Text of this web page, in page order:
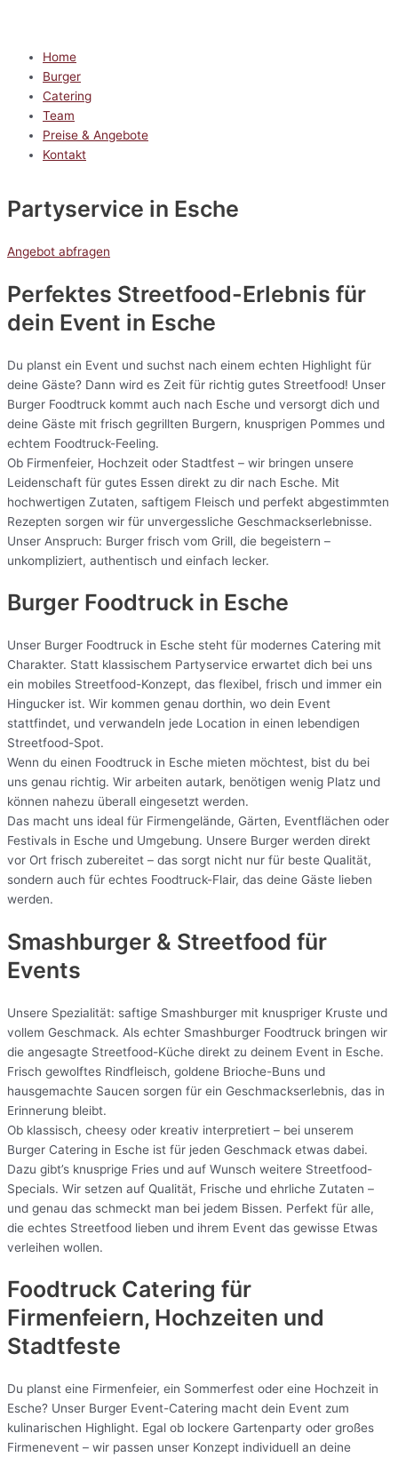
Home
Burger
Catering
Team
Preise & Angebote
Kontakt
Partyservice in Esche
Angebot abfragen
Perfektes Streetfood-Erlebnis für
dein Event in Esche
Du planst ein Event und suchst nach einem echten Highlight für
deine Gäste? Dann wird es Zeit für richtig gutes Streetfood! Unser
Burger Foodtruck kommt auch nach Esche und versorgt dich und
deine Gäste mit frisch gegrillten Burgern, knusprigen Pommes und
echtem Foodtruck-Feeling.
Ob Firmenfeier, Hochzeit oder Stadtfest – wir bringen unsere
Leidenschaft für gutes Essen direkt zu dir nach Esche. Mit
hochwertigen Zutaten, saftigem Fleisch und perfekt abgestimmten
Rezepten sorgen wir für unvergessliche Geschmackserlebnisse.
Unser Anspruch: Burger frisch vom Grill, die begeistern –
unkompliziert, authentisch und einfach lecker.
Burger Foodtruck in Esche
Unser Burger Foodtruck in Esche steht für modernes Catering mit
Charakter. Statt klassischem Partyservice erwartet dich bei uns
ein mobiles Streetfood-Konzept, das flexibel, frisch und immer ein
Hingucker ist. Wir kommen genau dorthin, wo dein Event
stattfindet, und verwandeln jede Location in einen lebendigen
Streetfood-Spot.
Wenn du einen Foodtruck in Esche mieten möchtest, bist du bei
uns genau richtig. Wir arbeiten autark, benötigen wenig Platz und
können nahezu überall eingesetzt werden.
Das macht uns ideal für Firmengelände, Gärten, Eventflächen oder
Festivals in Esche und Umgebung. Unsere Burger werden direkt
vor Ort frisch zubereitet – das sorgt nicht nur für beste Qualität,
sondern auch für echtes Foodtruck-Flair, das deine Gäste lieben
werden.
Smashburger & Streetfood für
Events
Unsere Spezialität: saftige Smashburger mit knuspriger Kruste und
vollem Geschmack. Als echter Smashburger Foodtruck bringen wir
die angesagte Streetfood-Küche direkt zu deinem Event in Esche.
Frisch gewolftes Rindfleisch, goldene Brioche-Buns und
hausgemachte Saucen sorgen für ein Geschmackserlebnis, das in
Erinnerung bleibt.
Ob klassisch, cheesy oder kreativ interpretiert – bei unserem
Burger Catering in Esche ist für jeden Geschmack etwas dabei.
Dazu gibt’s knusprige Fries und auf Wunsch weitere Streetfood-
Specials. Wir setzen auf Qualität, Frische und ehrliche Zutaten –
und genau das schmeckt man bei jedem Bissen. Perfekt für alle,
die echtes Streetfood lieben und ihrem Event das gewisse Etwas
verleihen wollen.
Foodtruck Catering für
Firmenfeiern, Hochzeiten und
Stadtfeste
Du planst eine Firmenfeier, ein Sommerfest oder eine Hochzeit in
Esche? Unser Burger Event-Catering macht dein Event zum
kulinarischen Highlight. Egal ob lockere Gartenparty oder großes
Firmenevent – wir passen unser Konzept individuell an deine